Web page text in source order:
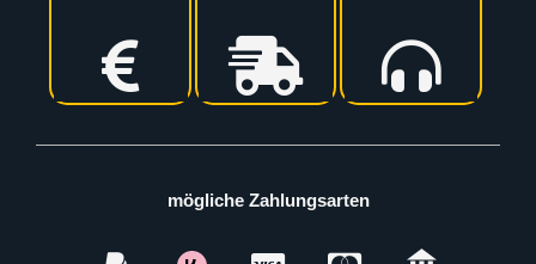
mögliche Zahlungsarten